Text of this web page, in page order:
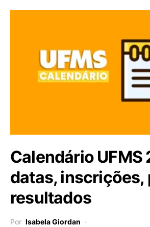
Calendário UFMS
datas, inscrições,
resultados
Por Isabela Giordan